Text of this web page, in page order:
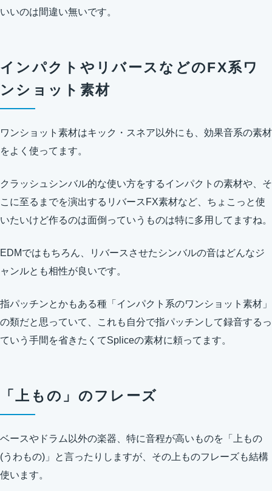
いいのは間違い無いです。
インパクトやリバースなどのFX系ワ
ンショット素材
ワンショット素材はキック・スネア以外にも、効果音系の素材
をよく使ってます。
クラッシュシンバル的な使い方をするインパクトの素材や、そ
こに至るまでを演出するリバースFX素材など、ちょこっと使
いたいけど作るのは面倒っていうものは特に多用してますね。
EDMではもちろん、リバースさせたシンバルの音はどんなジ
ャンルとも相性が良いです。
指パッチンとかもある種「インパクト系のワンショット素材」
の類だと思っていて、これも自分で指パッチンして録音するっ
ていう手間を省きたくてSpliceの素材に頼ってます。
「上もの」のフレーズ
ベースやドラム以外の楽器、特に音程が高いものを「上もの
(うわもの)」と言ったりしますが、その上ものフレーズも結構
使います。